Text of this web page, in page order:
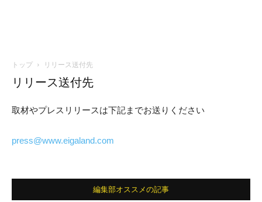
トップ リリース送付先
リリース送付先
取材やプレスリリースは下記までお送りください
press@www.eigaland.com
編集部オススメの記事